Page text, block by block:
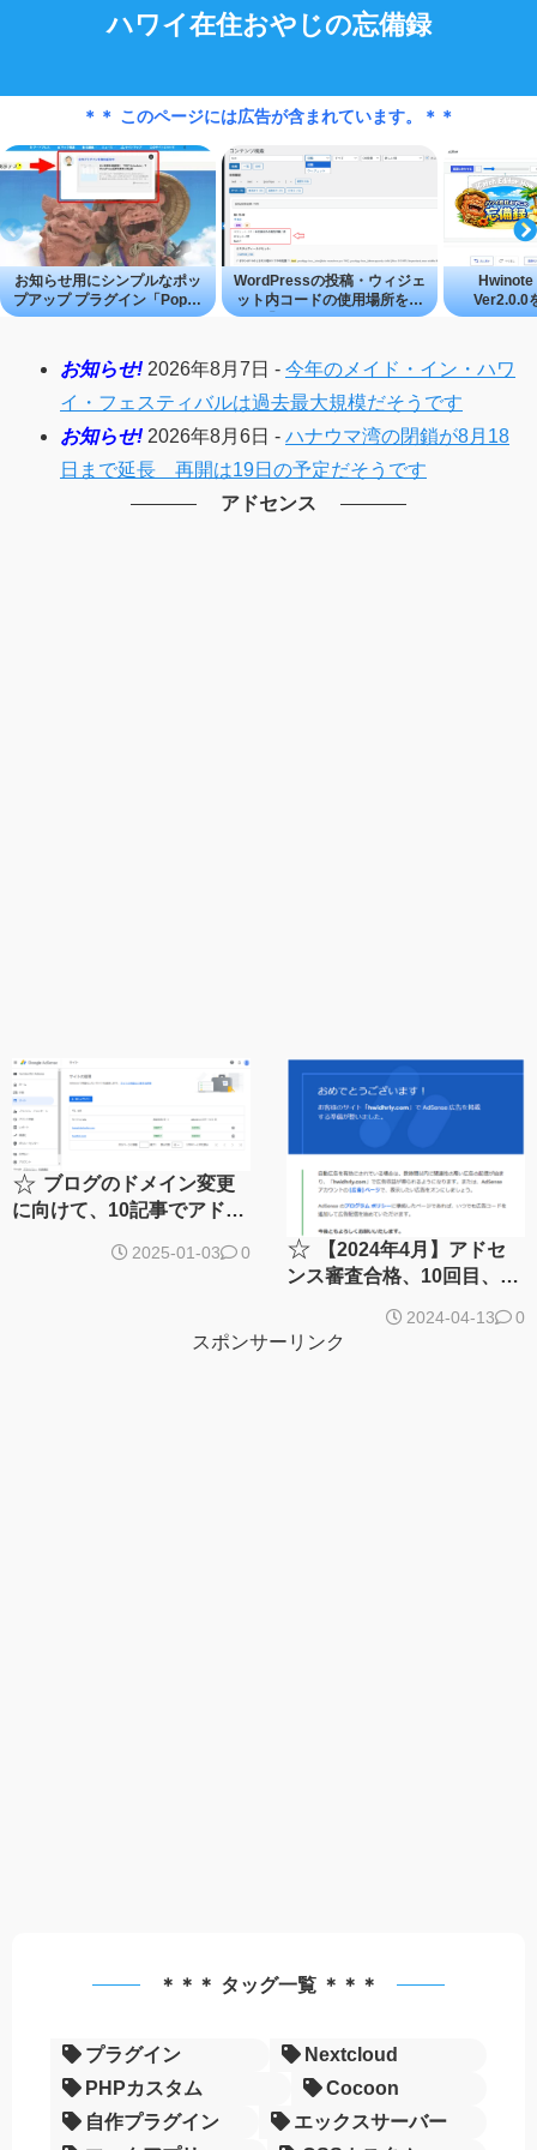
ハワイ在住おやじの忘備録
＊＊ このページには広告が含まれています。＊＊
お知らせ用にシンプルなポッ
プアップ プラグイン「Popup
Studio」
WordPressの投稿・ウィジェ
ット内コードの使用場所を探
せる「Content Search Tool」
Ver2.0.0
お知らせ! 2026年8月7日 - 今年のメイド・イン・ハワ
イ・フェスティバルは過去最大規模だそうです
お知らせ! 2026年8月6日 - ハナウマ湾の閉鎖が8月18
日まで延長 再開は19日の予定だそうです
アドセンス
☆ ブログのドメイン変更
に向けて、10記事でアドセ
2025-01-03 0 ☆
【2024年4月】アドセ
ンス審査合格、10回目、11
コンテンツから解放され
た！
2024-04-13 0
スポンサーリンク
＊＊＊ タッグ一覧 ＊＊＊
プラグイン
Nextcloud
PHPカスタム
Cocoon
自作プラグイン
エックスサーバー